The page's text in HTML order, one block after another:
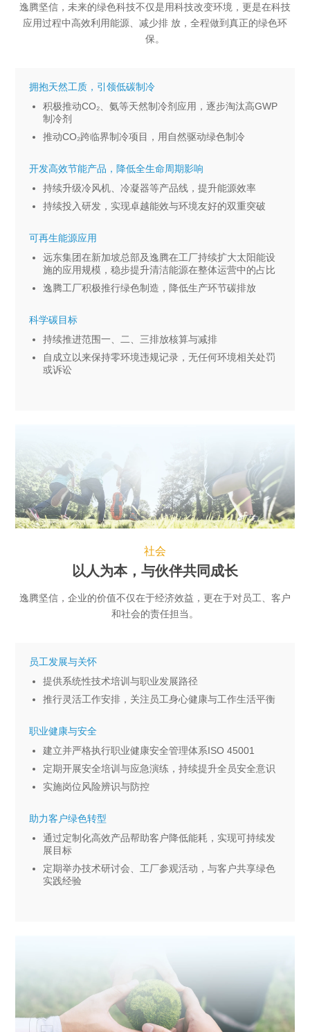
逸腾坚信，未来的绿色科技不仅是用科技改变环境，更是在科技
应用过程中高效利用能源、减少排 放，全程做到真正的绿色环
保。
拥抱天然工质，引领低碳制冷
积极推动CO₂、氨等天然制冷剂应用，逐步淘汰高GWP
制冷剂
推动CO₂跨临界制冷项目，用自然驱动绿色制冷
开发高效节能产品，降低全生命周期影响
持续升级冷风机、冷凝器等产品线，提升能源效率
持续投入研发，实现卓越能效与环境友好的双重突破
可再生能源应用
远东集团在新加坡总部及逸腾在工厂持续扩大太阳能设
施的应用规模，稳步提升清洁能源在整体运营中的占比
逸腾工厂积极推行绿色制造，降低生产环节碳排放
科学碳目标
持续推进范围一、二、三排放核算与减排
自成立以来保持零环境违规记录，无任何环境相关处罚
或诉讼
社会
以人为本，与伙伴共同成长
逸腾坚信，企业的价值不仅在于经济效益，更在于对员工、客户
和社会的责任担当。
员工发展与关怀
提供系统性技术培训与职业发展路径
推行灵活工作安排，关注员工身心健康与工作生活平衡
职业健康与安全
建立并严格执行职业健康安全管理体系ISO 45001
定期开展安全培训与应急演练，持续提升全员安全意识
实施岗位风险辨识与防控
助力客户绿色转型
通过定制化高效产品帮助客户降低能耗，实现可持续发
展目标
定期举办技术研讨会、工厂参观活动，与客户共享绿色
实践经验